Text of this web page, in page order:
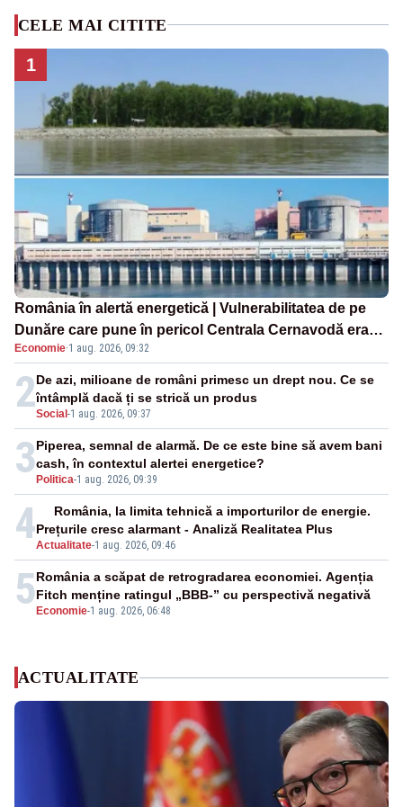
CELE MAI CITITE
1
România în alertă energetică | Vulnerabilitatea de pe
Dunăre care pune în pericol Centrala Cernavodă era
cunoscută de pe vremea lui Ceaușescu
Economie·1 aug. 2026, 09:32
2Social -1 aug. 2026, 09:37
De azi, milioane de români primesc un drept nou. Ce se
întâmplă dacă ți se strică un produs
3 Politica-1 aug. 2026, 09:39
Piperea, semnal de alarmă. De ce este bine să avem bani
cash, în contextul alertei energetice?
4Actualitate-1 aug. 2026, 09:46
România, la limita tehnică a importurilor de energie.
Prețurile cresc alarmant - Analiză Realitatea Plus
5 Economie-1 aug. 2026, 06:48
România a scăpat de retrogradarea economiei. Agenția
Fitch menține ratingul „BBB-” cu perspectivă negativă
ACTUALITATE